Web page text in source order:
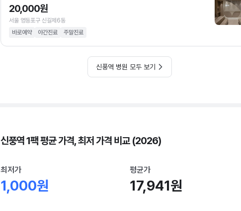
20,000원
서울 영등포구 신길제6동
바로예약
야간진료 주말진료
신풍역 병원 모두 보기
신풍역 1팩 평균 가격, 최저 가격 비교 (2026)
최저가
1,000원
평균가
17,941원